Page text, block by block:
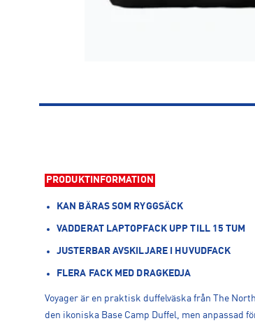
PRODUKTINFORMATION
KAN BÄRAS SOM RYGGSÄCK
VADDERAT LAPTOPFACK UPP TILL 15 TUM
JUSTERBAR AVSKILJARE I HUVUDFACK
FLERA FACK MED DRAGKEDJA
Voyager är en praktisk duffelväska från The
den ikoniska Base Camp Duffel, men anpassad